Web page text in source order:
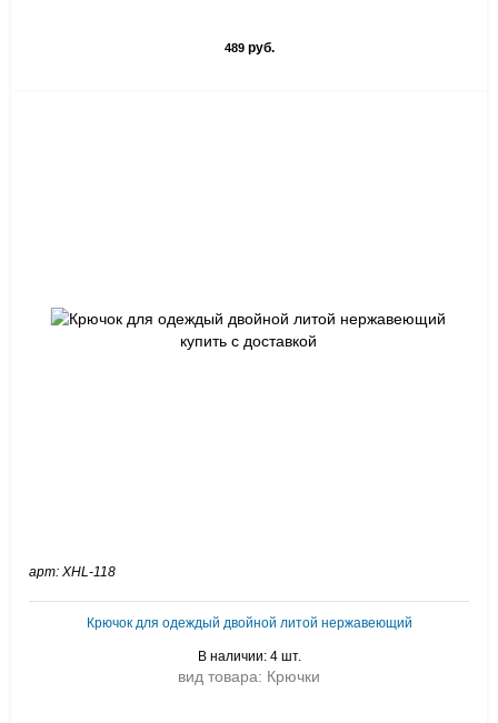
489руб.
арт: XHL-118
Крючок для одеждый двойной литой нержавеющий
В наличии: 4 шт.
вид товара: Крючки